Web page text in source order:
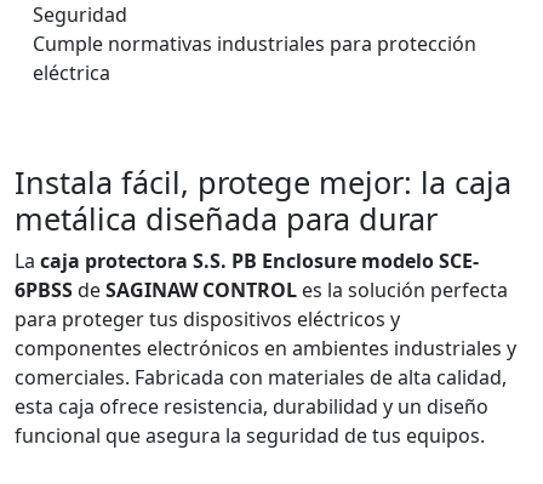
Seguridad
Cumple normativas industriales para protección
eléctrica
Instala fácil, protege mejor: la caja
metálica diseñada para durar
La caja protectora S.S. PB Enclosure modelo SCE-
6PBSSdeSAGINAW CONTROL es la solución perfecta
para proteger tus dispositivos eléctricos y
componentes electrónicos en ambientes industriales y
comerciales. Fabricada con materiales de alta calidad,
esta caja ofrece resistencia, durabilidad y un diseño
funcional que asegura la seguridad de tus equipos.